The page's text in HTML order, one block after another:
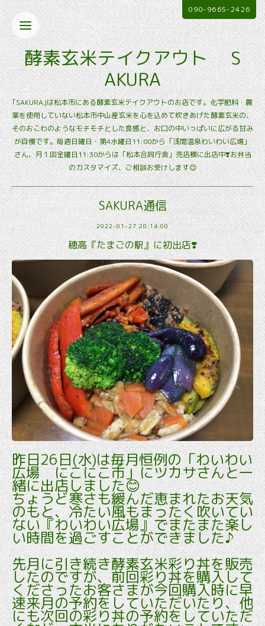
酵素玄米テイクアウト S
AKURA
｢SAKURA｣は松本市にある酵素玄米テイクアウトのお店です。化学肥料・農
薬を使用していない松本市中山産玄米を心を込めて炊きあげた酵素玄米の、
そのおこわのようなモチモチとした食感と、お口の中いっぱいに広がる甘み
が自慢です。毎週日曜日・第4水曜日11:00から「浅間温泉わいわい広場」
さん、月１回金曜日11:30からは「松本合同庁舎」売店横に出店中❣️お弁当
のカスタマイズ、ご相談お受けします😊
090-9665-2426
SAKURA通信
2022-01-27 20:14:00
穂高『たまごの駅』に初出店❣️
昨日26日(水)は毎月恒例の「わいわい
広場 にこにこ市」にツカサさんと一
緒に出店しました😊
ちょうど寒さも緩んだ恵まれたお天気
のもと、冷たい風もまったく吹いてい
ない『わいわい広場』でまたまた楽し
い時間を過ごすことができました♪
先月に引き続き酵素玄米彩り丼を販売
したのですが、前回彩り丼を購入して
くださったお客さまが今回購入時に早
速来月の予約をしていただいたり、他
にも次回の彩り丼の予約をしていただ